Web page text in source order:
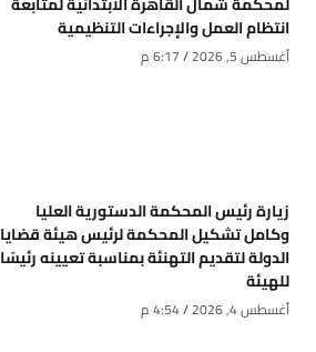
انتظام العمل والإجراءات التنظيمية
أغسطس 5, 2026
زيارة رئيس المحكمة الدستورية العليا
وكامل تشكيل المحكمة لرئيس هيئة قضايا
الدولة لتقديم التهنئة بمناسبة تعيينه رئيسًا
للهيئة
أغسطس 4, 2026